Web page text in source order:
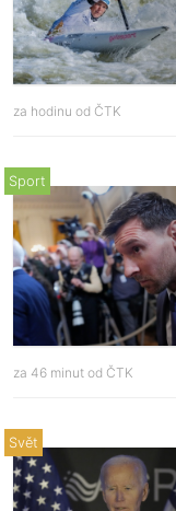
za hodinu od ČTK
Sport
za 46 minut od ČTK
Svět